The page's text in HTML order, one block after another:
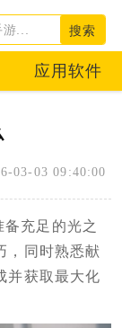
搜索
应用软件
03-03 09:40:00
充足的光之
，同时熟悉献
并获取最大化